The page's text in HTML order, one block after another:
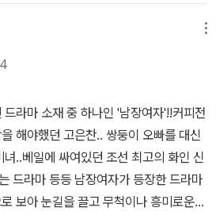
라면서도, 그 앞에 여자로 설 수 없고 남
그녀는 자주 설움을 느낀다. 그러다가
화제에 오르면 저도 모르게 선준 앞에
된다. 못하는 바느질 솜씨도 좋다고 떠
로 자랑한다. 더불어 누이의 이름을 빌
을 표현하는 장면은 슬프면서 아름다웠
쳤을까나.아직 1권만 보았기 때문에 몇
터는 진심을 잘 모르겠다. 양갓집 정숙
서는 깨방정 철딱서니 귀여운 아가씨로
고사건은 발전해간다. 당시는 노론이 주
는 여유있는 인물로,소론 재신은 노론에
이다. 그러나 선준은 가슴 속에 백성을
가진 인물이다. 아마도 작가의 정치상을
었던 것 같다.흥미로운 부분은 유생들도
는 여러가지 에피소드를 가진다는 것이
그런 인물이다. 구용하는 공부보다는
기생을 찾는다. 용하는 젊은 유생들의
론 정치에도 별로 관심이 없다. 좋은게
당파 싸움을 빼놓지 않은 것도 큰 몫을
면 원작 소설은 어떨까. 드라마 앞부부
비교는 힘들지만, 그래도 비교를 해보
마와는 좀 다른 점이 느껴졌다. 그리고
없는 악역 하인수가 원작에는 안나온다
라와와 소설이 좀 달랐단 점일까. 하인수
똥 마냥 따라다니는 덤 앤 더머 2인조도
긴 하지만 하인수란 오빠는 없다란 것
의 잘금 4인방의 이야기로만 스토리가
드라마에는 정박사(정약용)가 등장하지
라마 소재 중 하나인 '남장여자'!!커피전
해야했던 고은찬.. 쌍둥이 오빠를 대신
..베일에 싸여있던 조선 최고의 화인 신
드라마 등등 남장여자가 등장한 드라마
보아 눈길을 끌고 무척이나 흥미로운